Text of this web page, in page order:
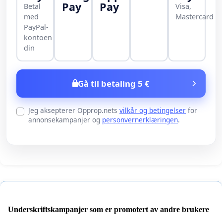
Betal
med
PayPal-
kontoen
din
Pay Pay
Visa,
Mastercard
Gå til betaling 5 €
Jeg aksepterer Opprop.nets vilkår og betingelser for
annonsekampanjer og personvernerklæringen.
Underskriftskampanjer som er promotert av andre brukere